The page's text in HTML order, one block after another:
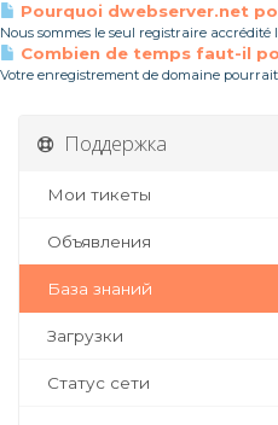
Pourquoi dwebserver.net
Nous sommes le seul registraire
Combien de temps faut-il
Votre enregistrement de domaine
Поддержка
Мои тикеты
Объявления
База знаний
Загрузки
Статус сети